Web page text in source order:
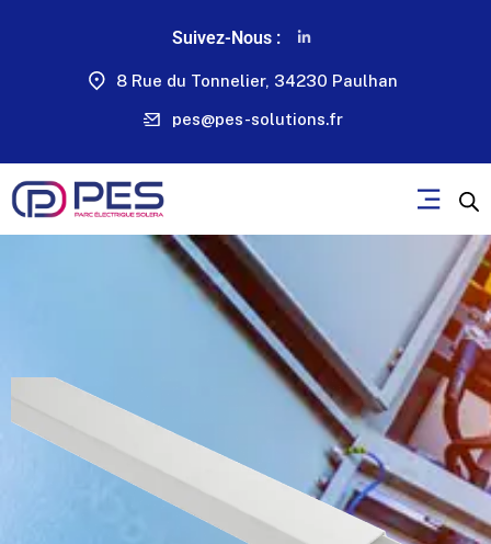
Suivez-Nous :
8 Rue du Tonnelier, 34230 Paulhan
pes@pes-solutions.fr